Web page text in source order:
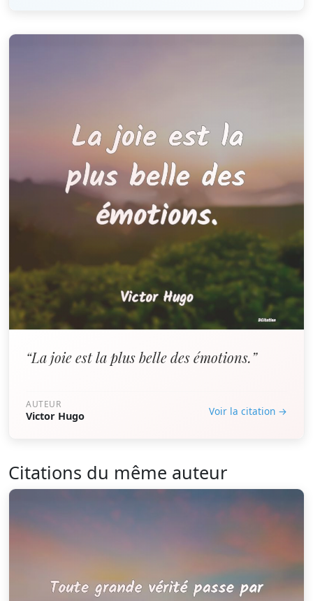
“La joie est la plus belle des émotions.”
AUTEUR
Victor Hugo Voir la citation →
Citations du même auteur